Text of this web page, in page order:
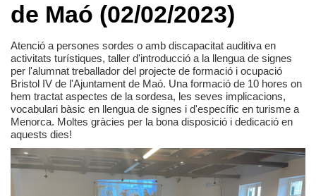
Documentación
HAZTE SOCIO
Mapa de la Web
Avisos legales
de Maó (02/02/2023)
Atenció a persones sordes o amb discapacitat auditiva en
activitats turístiques, taller d'introducció a la llengua de signes
per l'alumnat treballador del projecte de formació i ocupació
Bristol IV de l'Ajuntament de Maó. Una formació de 10 hores on
hem tractat aspectes de la sordesa, les seves implicacions,
vocabulari bàsic en llengua de signes i d'específic en turisme a
Menorca. Moltes gràcies per la bona disposició i dedicació en
aquests dies!